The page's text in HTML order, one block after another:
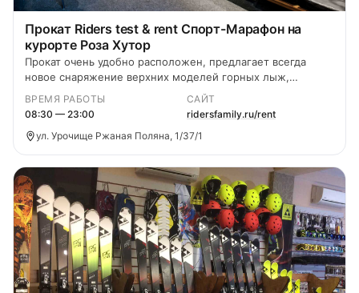
Прокат Riders test & rent Спорт-Марафон на
курорте Роза Хутор
Прокат очень удобно расположен, предлагает всегда
новое снаряжение верхних моделей горных лыж,
ВРЕМЯ РАБОТЫ
08:30 — 23:00
САЙТ
ridersfamily.ru/rent
ул. Урочище Ржаная Поляна, 1/37/1